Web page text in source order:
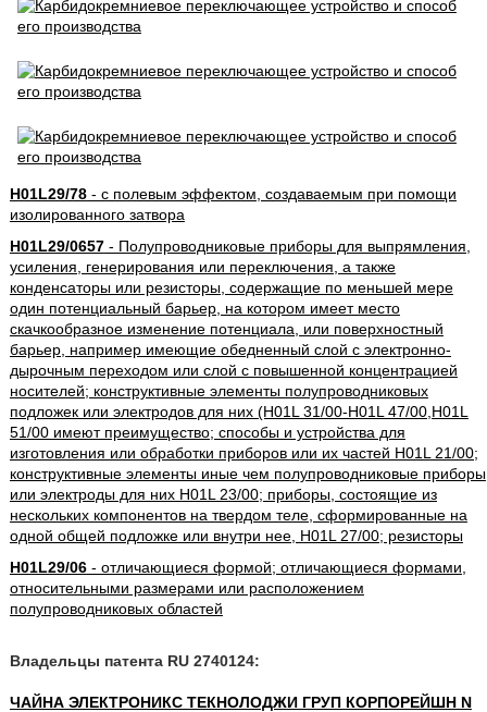
H01L29/78- с полевым эффектом, создаваемым при помощи
изолированного затвора
H01L29/0657- Полупроводниковые приборы для выпрямления,
усиления, генерирования или переключения, а также
конденсаторы или резисторы, содержащие по меньшей мере
один потенциальный барьер, на котором имеет место
скачкообразное изменение потенциала, или поверхностный
барьер, например имеющие обедненный слой с электронно-
дырочным переходом или слой с повышенной концентрацией
носителей; конструктивные элементы полупроводниковых
подложек или электродов для них (H01L 31/00-H01L 47/00,H01L
51/00 имеют преимущество; способы и устройства для
изготовления или обработки приборов или их частей H01L 21/00;
конструктивные элементы иные чем полупроводниковые приборы
или электроды для них H01L 23/00; приборы, состоящие из
нескольких компонентов на твердом теле, сформированные на
одной общей подложке или внутри нее, H01L 27/00; резисторы
H01L29/06- отличающиеся формой; отличающиеся формами,
относительными размерами или расположением
полупроводниковых областей
Владельцы патента RU 2740124:
ЧАЙНА ЭЛЕКТРОНИКС ТЕКНОЛОДЖИ ГРУП КОРПОРЕЙШН N